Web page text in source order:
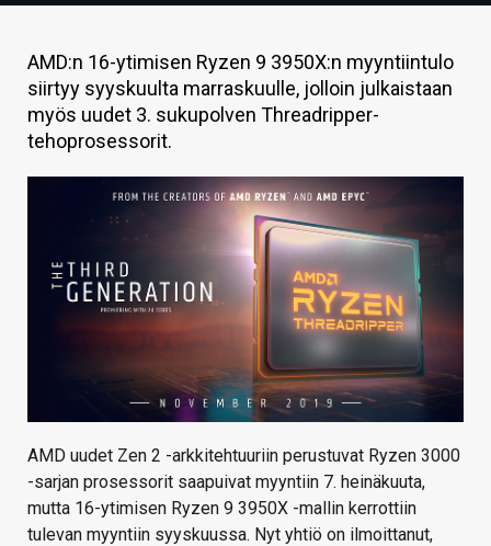
HINTA.FI
KAUPPA
VAIHDA TEEMA
HAKU
AMD:n 16-ytimisen Ryzen 9 3950X:n myyntiintulo
siirtyy syyskuulta marraskuulle, jolloin julkaistaan
myös uudet 3. sukupolven Threadripper-
tehoprosessorit.
AMD uudet Zen 2 -arkkitehtuuriin perustuvat Ryzen 3000
-sarjan prosessorit saapuivat myyntiin 7. heinäkuuta,
mutta 16-ytimisen Ryzen 9 3950X -mallin kerrottiin
tulevan myyntiin syyskuussa. Nyt yhtiö on ilmoittanut,